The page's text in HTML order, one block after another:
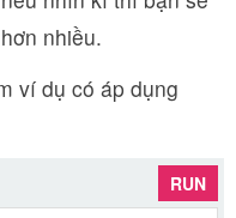
nhiều.
ví dụ có áp dụng
RUN